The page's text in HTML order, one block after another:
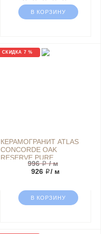
В КОРЗИНУ
СКИДКА 7 %
КЕРАМОГРАНИТ ATLAS
CONCORDE OAK
RESERVE PURE
BATTISCOPA 7,2Х60
ДЕРЕВО КОРИЧНЕВЫЙ
996 ₽/ м
926 ₽/ м
В КОРЗИНУ